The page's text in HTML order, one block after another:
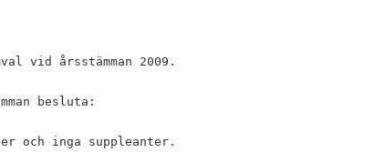
vid årsstämman 2009.
besluta:
och inga suppleanter.